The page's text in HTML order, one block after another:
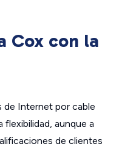
Cox con la
de Internet por cable
aunque a
de clientes